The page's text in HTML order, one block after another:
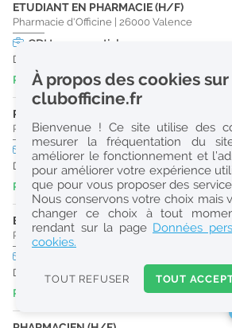
Réinitialiser
2
0
k
Consulter les offres de la France
ETUDIANT EN PHARMACIE (H/F)
Pharmacie d'Officine 26000 Valence
CDI temps partiel
Dès que possible
Publiée il y a 2 jour(s)
PRÉPARATEUR EN PHARMACIE (H/F)
Pharmacie d'Officine|26000 Valence
temps plein
Dès que possible
Publiée il y a 2 jour(s)
ETUDIANT EN PHARMACIE (H/F)
Pharmacie d'Officine 26000 Valence
Dès que possible
Publiée il y a 2 jour(s)
À propos des cookies sur
clubofficine.fr
Bienvenue ! Ce site utilise des
mesurer la fréquentation du
améliorer le fonctionnement et
pour améliorer votre expérience
que pour vous proposer des
Nous conservons votre choix mais
changer ce choix à tout
rendant sur la page Données
cookies.
TOUT REFUSER TOUT